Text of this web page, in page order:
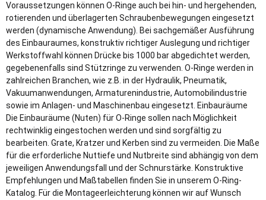
Voraussetzungen können O-Ringe auch bei hin- und hergehenden,
rotierenden und überlagerten Schraubenbewegungen eingesetzt
werden (dynamische Anwendung). Bei sachgemäßer Ausführung
des Einbauraumes, konstruktiv richtiger Auslegung und richtiger
Werkstoffwahl können Drücke bis 1000 bar abgedichtet werden,
gegebenenfalls sind Stützringe zu verwenden. O-Ringe werden in
zahlreichen Branchen, wie z.B. in der Hydraulik, Pneumatik,
Vakuumanwendungen, Armaturenindustrie, Automobilindustrie
sowie im Anlagen- und Maschinenbau eingesetzt. Einbauräume
Die Einbauräume (Nuten) für O-Ringe sollen nach Möglichkeit
rechtwinklig eingestochen werden und sind sorgfältig zu
bearbeiten. Grate, Kratzer und Kerben sind zu vermeiden. Die Maße
für die erforderliche Nuttiefe und Nutbreite sind abhängig von dem
jeweiligen Anwendungsfall und der Schnurstärke. Konstruktive
Empfehlungen und Maßtabellen finden Sie in unserem O-Ring-
Katalog. Für die Montageerleichterung können wir auf Wunsch